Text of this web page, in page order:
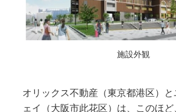
施設外観
オリックス不動産（東京都港区）
ェイ（大阪市此花区）は、このほ